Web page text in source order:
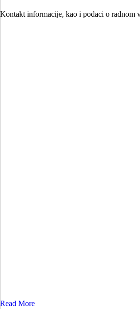
Kontakt informacije, kao i podaci o radnom
Read More